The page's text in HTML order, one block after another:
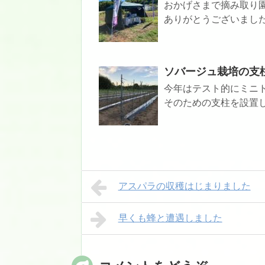
おかげさまで摘み取り
ありがとうございまし
ソバージュ栽培の支
今年はテスト的にミニ
そのための支柱を設置
アスパラの収穫はじまりました
早くも蜂と遭遇しました